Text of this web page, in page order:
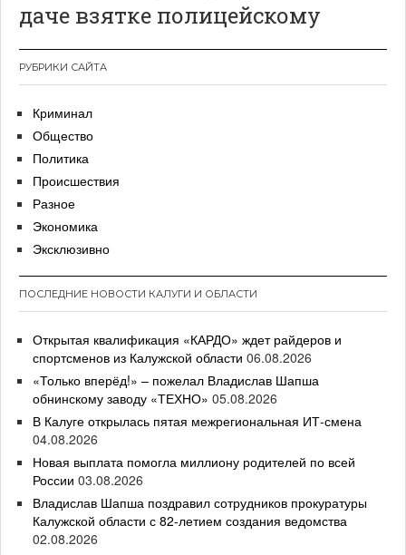
даче взятке полицейскому
РУБРИКИ САЙТА
Криминал
Общество
Политика
Происшествия
Разное
Экономика
Эксклюзивно
ПОСЛЕДНИЕ НОВОСТИ КАЛУГИ И ОБЛАСТИ
Открытая квалификация «КАРДО» ждет райдеров и
спортсменов из Калужской области 06.08.2026
«Только вперёд!» – пожелал Владислав Шапша
обнинскому заводу «ТЕХНО» 05.08.2026
В Калуге открылась пятая межрегиональная ИТ-смена
04.08.2026
Новая выплата помогла миллиону родителей по всей
России 03.08.2026
Владислав Шапша поздравил сотрудников прокуратуры
Калужской области с 82-летием создания ведомства
02.08.2026